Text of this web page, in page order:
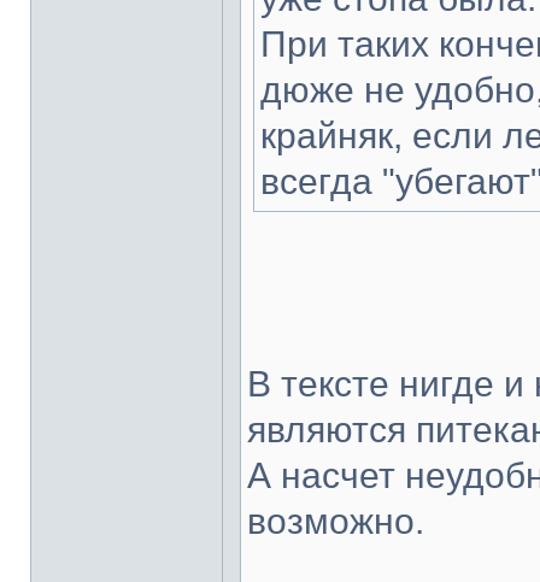
При таких
дюже не
крайняк, если
всегда
В тексте нигде
являются
А насчет
возможно.